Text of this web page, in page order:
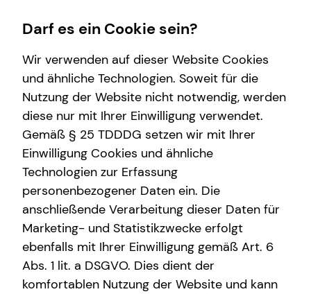
Finanzberatung
Videoberatung
Spezialisten-Netzwerk
Altersvorsorge
Kindervorsorge
Arbeitskraftabsicherung
Investment
Wissenswertes
Über tecis
Über mich
Interview
Podcast
teamzukunft
Service
Schadenabwicklung
Kundenportal
Karriere-Infos
Karrierechancen
Initiativbewerbung
Darf es ein Cookie sein?
Wir verwenden auf dieser Website Cookies
und ähnliche Technologien. Soweit für die
Nutzung der Website nicht notwendig, werden
diese nur mit Ihrer Einwilligung verwendet.
Gemäß § 25 TDDDG setzen wir mit Ihrer
Einwilligung Cookies und ähnliche
Technologien zur Erfassung
personenbezogener Daten ein. Die
anschließende Verarbeitung dieser Daten für
Marketing- und Statistikzwecke erfolgt
ebenfalls mit Ihrer Einwilligung gemäß Art. 6
Abs. 1 lit. a DSGVO. Dies dient der
komfortablen Nutzung der Website und kann